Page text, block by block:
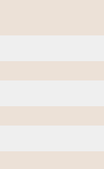
de presse